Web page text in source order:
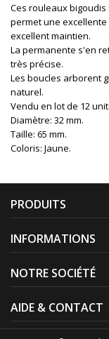
Ces rouleaux
permetune
excellent maintien.
La permanente s'en
très précise.
Les boucles arborent
naturel.
Vendu en lot de 12
Diamètre: 32 mm.
Taille: 65 mm.
Coloris: Jaune.
PRODUITS
INFORMATIONS
NOTRE SOCIÉTÉ
AIDE & CONTACT